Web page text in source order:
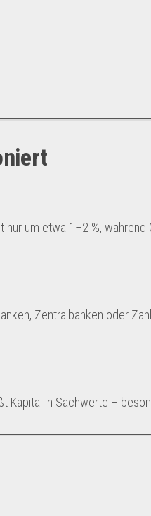
um etwa 1–2 %,
Zentralbanken oder
Kapital in Sachwerte –